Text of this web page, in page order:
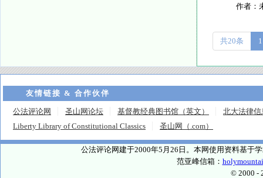
作者：
共20条 1
友情链接 & 合作伙伴
公法评论网 圣山网论坛 基督教经典图书馆（英文）
北大法律信
Liberty Library of Constitutional Classics
圣山网（.com）
公法评论网建于2000年5月26日。本网使用资料基于
范亚峰信箱：
© 2000 -